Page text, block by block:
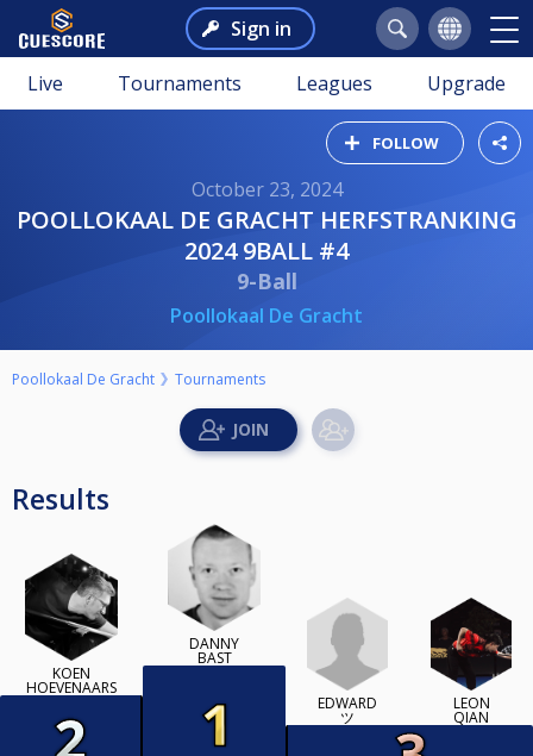
Sign in
Live Tournaments Leagues Upgrade
FOLLOW
October 23, 2024
POOLLOKAAL DE GRACHT HERFSTRANKING
2024 9BALL #4
9-Ball
Poollokaal De Gracht
Poollokaal De Gracht Tournaments
Results
KOEN
HOEVENAARS
DANNY
BAST
EDWARD
ツ
LEON
QIAN